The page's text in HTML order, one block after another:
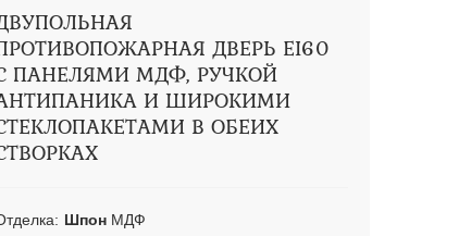
(178)
ДВЕРЬ EI60
ПАНЕЛЯМИ МДФ, РУЧКОЙ
И ШИРОКИМИ
В ОБЕИХ
ШпонМДФ